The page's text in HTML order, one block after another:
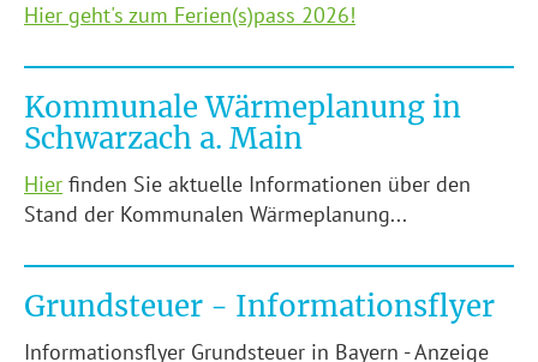
Hier geht's zum Ferien(s)pass 2026!
Kommunale Wärmeplanung in
Schwarzach a. Main
Hier finden Sie aktuelle Informationen über den
Stand der Kommunalen Wärmeplanung...
Grundsteuer - Informationsflyer
Informationsflyer Grundsteuer in Bayern - Anzeige